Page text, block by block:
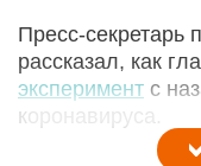
Пресс-секретарь
рассказал, как
эксперимент с
коронавируса.